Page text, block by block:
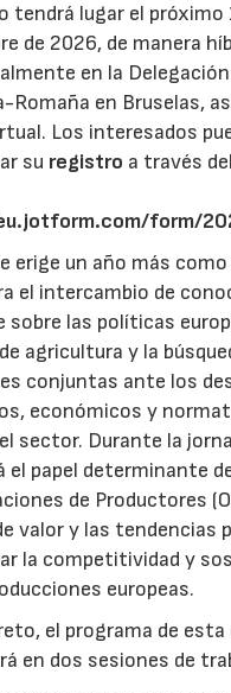
tendrá lugar el próximo
de 2026, de manera
en la
Romaña en Bruselas,
Los interesados
su registro a través
form/
erige un año más
el intercambio de
sobre las políticas
agricultura y la
conjuntas ante los
económicos y
sector. Durante la
el papel determinante
de Productores
valor y las tendencias
la competitividad y
europeas.
el programa de esta
en dos sesiones de